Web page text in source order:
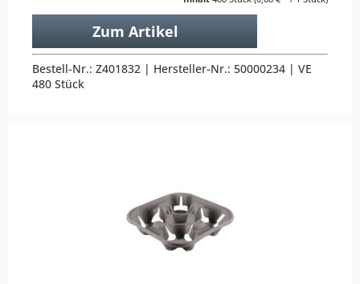
Zum Artikel
Bestell-Nr.: Z401832 | Hersteller-Nr.: 50000234 | VE
480 Stück